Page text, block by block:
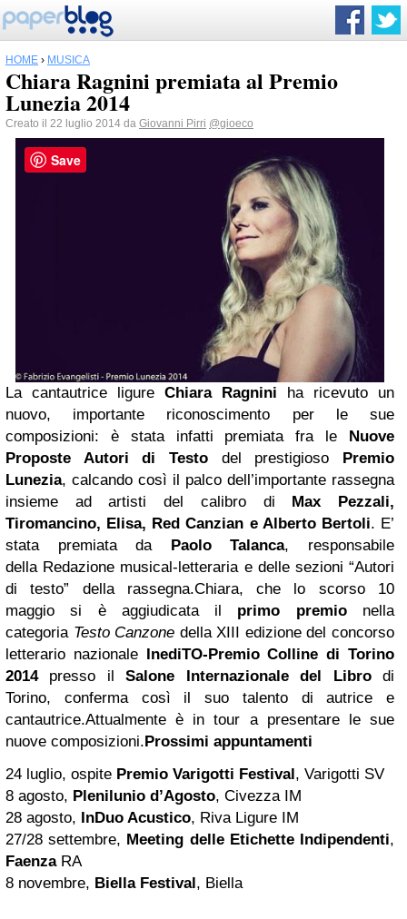
HOME › MUSICA
Chiara Ragnini premiata al Premio
Lunezia 2014
Creato il 22 luglio 2014 da Giovanni Pirri @gioeco
La cantautrice ligure Chiara Ragnini ha ricevuto un
nuovo, importante riconoscimento per le sue
composizioni: è stata infatti premiata
fra le Nuove
Proposte Autori di Testo del prestigioso Premio
Lunezia, calcando così il palco dell’importante rassegna
insieme ad artisti del calibro di Max Pezzali,
Tiromancino, Elisa, Red Canzian e Alberto Bertoli. E’
stata premiata da Paolo Talanca, responsabile
della Redazione musical-letteraria e delle sezioni “Autori
di testo” della rassegna.Chiara, che lo scorso 10
maggio si è aggiudicata il primo premionella
categoria Testo Canzone della XIII edizione del concorso
letterario nazionale InediTO-Premio Colline diTorino
2014 presso ilSalone Internazionale del Librodi
Torino, conferma così il suo talento di autrice e
cantautrice.Attualmente è in tour a presentare le sue
nuove composizioni.Prossimi appuntamenti
24 luglio, ospite Premio Varigotti Festival, Varigotti SV
8 agosto, Plenilunio d’Agosto, Civezza IM
28 agosto, InDuo Acustico, Riva Ligure IM
27/28 settembre, Meeting delle Etichette Indipendenti,
FaenzaRA
8 novembre, Biella Festival, Biella
Save